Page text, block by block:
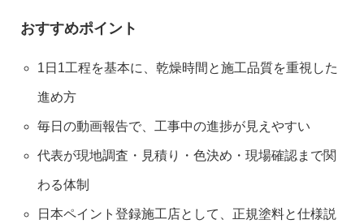
おすすめポイント
1日1工程を基本に、乾燥時間と施工品質を重視した
進め方
毎日の動画報告で、工事中の進捗が見えやすい
代表が現地調査・見積り・色決め・現場確認まで関
わる体制
日本ペイント登録施工店として、正規塗料と仕様説